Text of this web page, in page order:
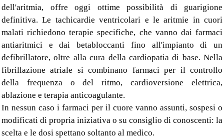
dell'aritmia, offre oggi ottime possibilità di guarigione
definitiva. Le tachicardie ventricolari e le aritmie in cuori
malati richiedono terapie specifiche, che vanno dai farmaci
antiaritmici e dai betabloccanti fino all'impianto di un
defibrillatore, oltre alla cura della cardiopatia di base. Nella
fibrillazione atriale si combinano farmaci per il controllo
della frequenza o del ritmo, cardioversione elettrica,
ablazione e terapia anticoagulante.
In nessun caso i farmaci per il cuore vanno assunti, sospesi o
modificati di propria iniziativa o su consiglio di conoscenti: la
scelta e le dosi spettano soltanto al medico.